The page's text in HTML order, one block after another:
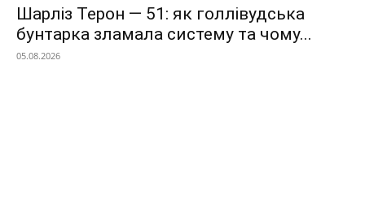
Шарліз Терон — 51: як голлівудська
бунтарка зламала систему та чому...
05.08.2026